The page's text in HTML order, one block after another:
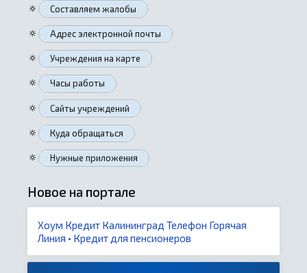
🔅 Составляем жалобы
🔅 Адрес электронной почты
🔅 Учреждения на карте
🔅 Часы работы
🔅 Сайты учреждений
🔅 Куда обращаться
🔅 Нужные приложения
Новое на портале
Хоум Кредит Калининград Телефон Горячая
Линия • Кредит для пенсионеров